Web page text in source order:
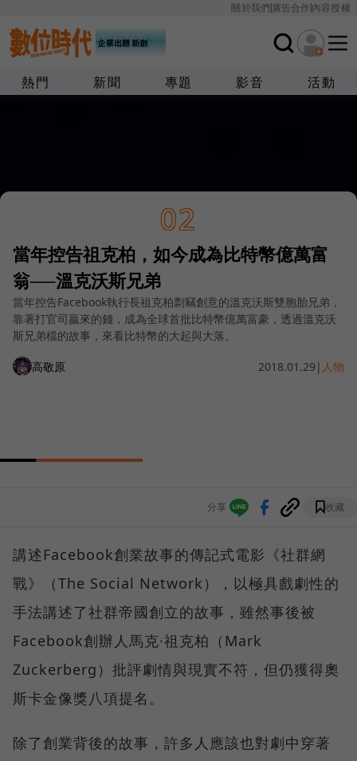
關於我們廣告合作內容授權
熱門 新聞 專題 影音 活動
02
當年控告祖克柏，如今成為比特幣億萬富
翁──溫克沃斯兄弟
當年控告Facebook執行長祖克柏剽竊創意的溫克沃斯雙胞胎兄弟，
靠著打官司贏來的錢，成為全球首批比特幣億萬富豪，透過溫克沃
斯兄弟檔的故事，來看比特幣的大起與大落。
高敬原 2018.01.29 | 人物
分享 收藏
講述Facebook創業故事的傳記式電影《社群網
戰》（The Social Network），以極具戲劇性的
手法講述了社群帝國創立的故事，雖然事後被
Facebook創辦人馬克·祖克柏（Mark
Zuckerberg）批評劇情與現實不符，但仍獲得奧
斯卡金像獎八項提名。
除了創業背後的故事，許多人應該也對劇中穿著